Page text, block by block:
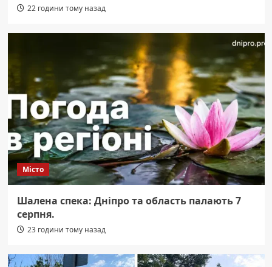
22 години тому назад
Місто
Шалена спека: Дніпро та область палають 7
серпня.
23 години тому назад